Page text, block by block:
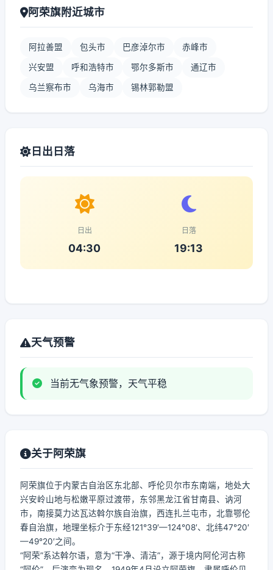
阿荣旗附近城市
阿拉善盟 包头市 巴彦淖尔市 赤峰市
兴安盟 呼和浩特市 鄂尔多斯市 通辽市
乌兰察布市 乌海市 锡林郭勒盟
日出日落
日出
04:30
日落
19:13
天气预警
当前无气象预警，天气平稳
关于阿荣旗
阿荣旗位于内蒙古自治区东北部、呼伦贝尔市东南端，地处大
兴安岭山地与松嫩平原过渡带，东邻黑龙江省甘南县、讷河
市，南接莫力达瓦达斡尔族自治旗，西连扎兰屯市，北靠鄂伦
春自治旗，地理坐标介于东经121°39′—124°08′、北纬47°20′
—49°20′之间。
“阿荣”系达斡尔语，意为“干净、清洁”，源于境内阿伦河古称